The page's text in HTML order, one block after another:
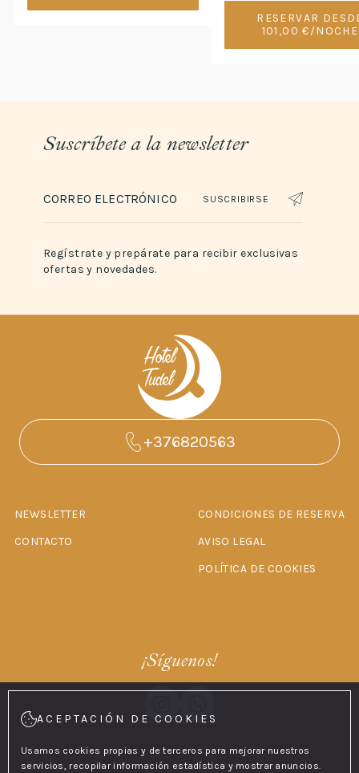
RESERVAR
101,00 €/NOCHE
Suscríbete a la newsletter
SUSCRIBIRSE
Regístrate y prepárate para recibir exclusivas
ofertas y novedades.
+376820563
NEWSLETTER
CONTACTO
CONDICIONES DE RESERVA
AVISO LEGAL
POLÍTICA DE COOKIES
¡Síguenos!
ACEPTACIÓN DE COOKIES
Usamos cookies propias y de terceros para mejorar nuestros
servicios, recopilar información estadística y mostrar anuncios.